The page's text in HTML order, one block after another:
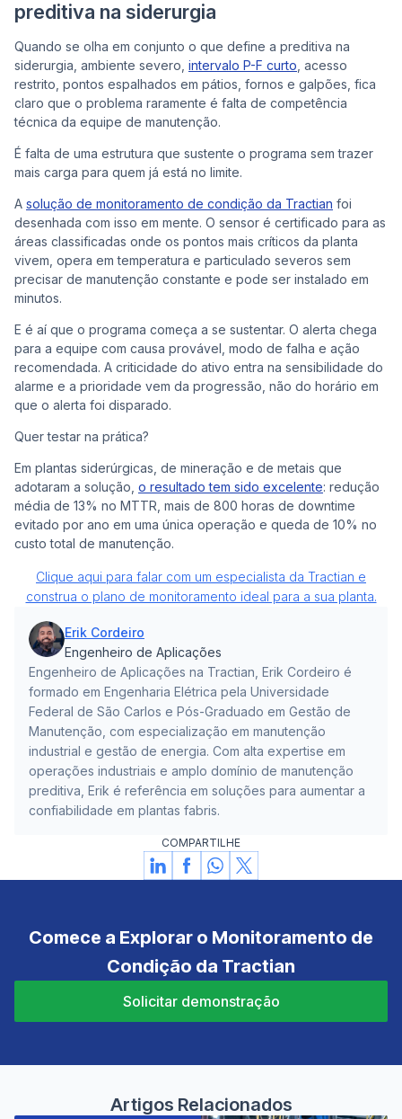
preditiva na siderurgia
Quando se olha em conjunto o que define a preditiva na
siderurgia, ambiente severo, intervalo P-F curto , acesso
restrito, pontos espalhados em pátios, fornos e galpões, fica
claro que o problema raramente é falta de competência
técnica da equipe de manutenção.
É falta de uma estrutura que sustente o programa sem trazer
mais carga para quem já está no limite.
A solução de monitoramento de condição da Tractian foi
desenhada com isso em mente. O sensor é certificado para as
áreas classificadas onde os pontos mais críticos da planta
vivem, opera em temperatura e particulado severos sem
precisar de manutenção constante e pode ser instalado em
minutos.
E é aí que o programa começa a se sustentar. O alerta chega
para a equipe com causa provável, modo de falha e ação
recomendada. A criticidade do ativo entra na sensibilidade do
alarme e a prioridade vem da progressão, não do horário em
que o alerta foi disparado.
Quer testar na prática?
Em plantas siderúrgicas, de mineração e de metais que
adotaram a solução, o resultado tem sido excelente: redução
média de 13% no MTTR, mais de 800 horas de downtime
evitado por ano em uma única operação e queda de 10% no
custo total de manutenção.
Clique aqui para falar com um especialista da Tractian e
construa o plano de monitoramento ideal para a sua planta.
Erik Cordeiro
Engenheiro de Aplicações
Engenheiro de Aplicações na Tractian, Erik Cordeiro é
formado em Engenharia Elétrica pela Universidade
Federal de São Carlos e Pós-Graduado em Gestão de
Manutenção, com especialização em manutenção
industrial e gestão de energia. Com alta expertise em
operações industriais e amplo domínio de manutenção
preditiva, Erik é referência em soluções para aumentar a
confiabilidade em plantas fabris.
COMPARTILHE
Comece a Explorar o Monitoramento de
Condição da Tractian
Solicitar demonstração
Artigos Relacionados